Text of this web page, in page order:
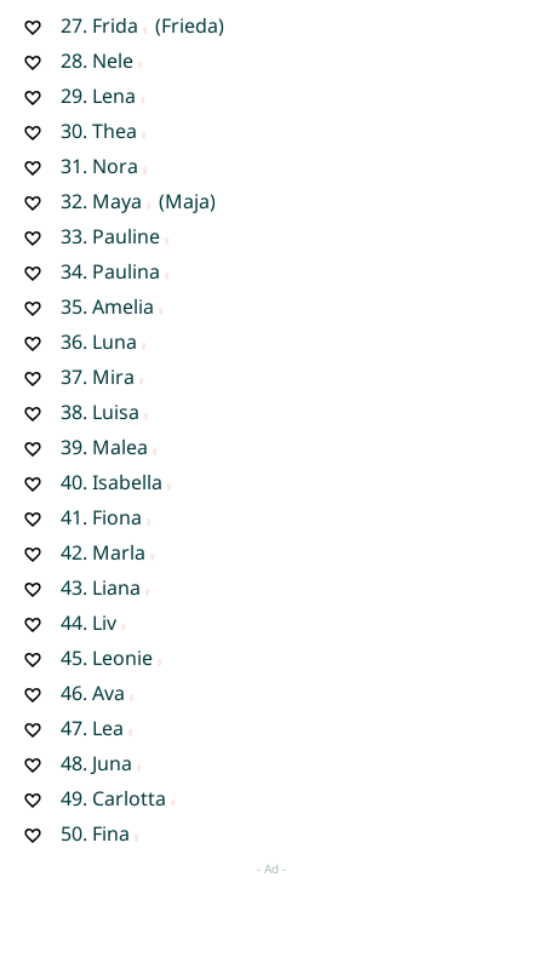
27. Frida
(Frieda)
28. Nele
29. Lena
30. Thea
31. Nora
32. Maya
(Maja)
33. Pauline
34. Paulina
35. Amelia
36. Luna
37. Mira
38. Luisa
39. Malea
40. Isabella
41. Fiona
42. Marla
43. Liana
44. Liv
45. Leonie
46. Ava
47. Lea
48. Juna
49. Carlotta
50. Fina